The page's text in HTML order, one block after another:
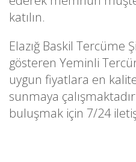
katılın.
Elazığ Baskil Tercüme
gösteren Yeminli
uygun fiyatlara en
sunmaya
buluşmak için 7/24